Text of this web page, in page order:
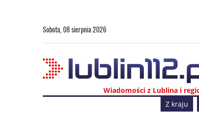
Sobota, 08 sierpnia 2026
Wiadomości z Lublina i
Z kraju